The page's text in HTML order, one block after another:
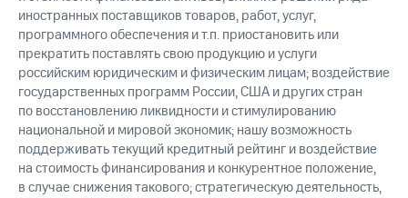
иностранных поставщиков товаров, работ, услуг,
программного обеспечения и т.п. приостановить или
прекратить поставлять свою продукцию и услуги
российским юридическим и физическим лицам; воздействие
государственных программ России, США и других стран
по восстановлению ликвидности и стимулированию
национальной и мировой экономик; нашу возможность
поддерживать текущий кредитный рейтинг и воздействие
на стоимость финансирования и конкурентное положение,
в случае снижения такового; стратегическую деятельность,